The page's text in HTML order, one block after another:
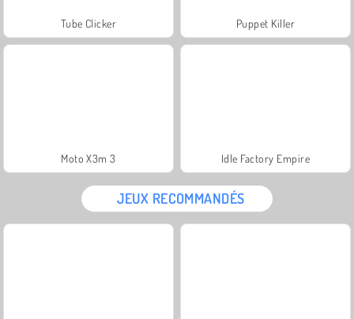
Tube Clicker Puppet Killer
Moto X3m 3 Idle Factory Empire
JEUX RECOMMANDÉS